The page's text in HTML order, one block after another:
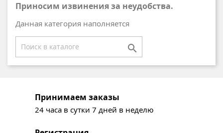
Приносим извинения за неудобства.
Данная категория наполняется

Принимаем заказы
24 часа в сутки 7 дней в неделю